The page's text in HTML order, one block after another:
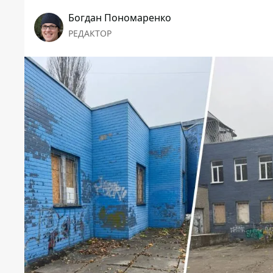
Богдан Пономаренко
РЕДАКТОР